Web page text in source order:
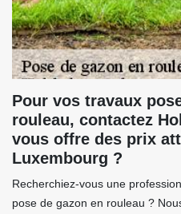
Pour vos travaux
rouleau, contactez
vous offre des prix
Luxembourg ?
Recherchiez-vous une
pose de gazon en rouleau ?